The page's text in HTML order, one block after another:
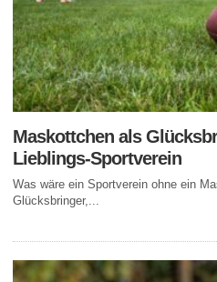
Maskottchen als
Lieblings-Sportverein
Was wäre ein Sportverein ohne ein
Glücksbringer,...